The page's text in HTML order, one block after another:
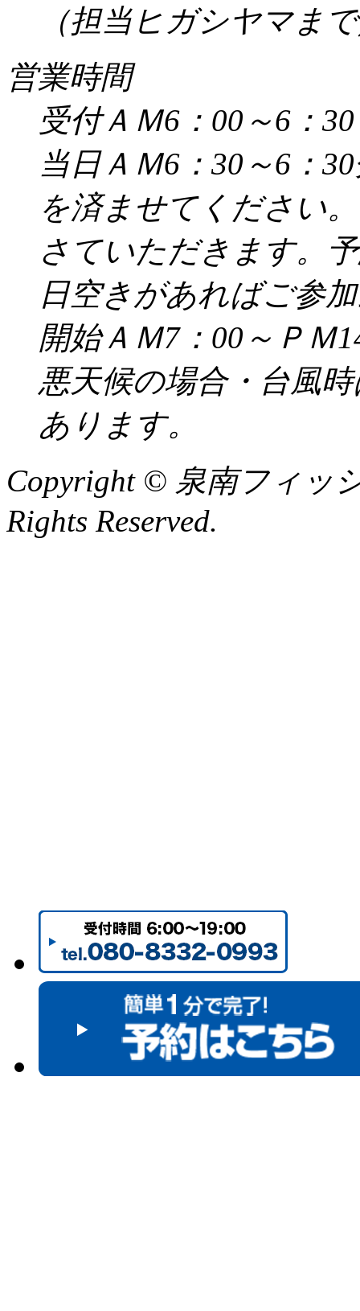
（担当ヒガシヤマま
営業時間
受付ＡＭ6：00～6：30
当日ＡＭ6：30～6：
を済ませてください
さていただきます。
日空きがあればご参
開始ＡＭ7：00～ＰＭ
悪天候の場合・台風
あります。
Copyright © 泉南フィッ
Rights Reserved.